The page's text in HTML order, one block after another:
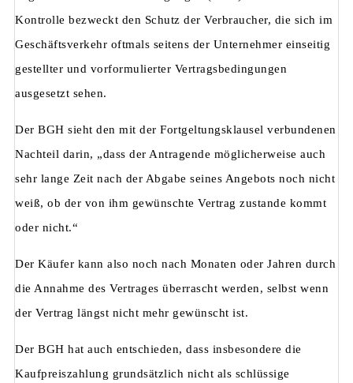
Kontrolle bezweckt den Schutz der Verbraucher, die sich im
Geschäftsverkehr oftmals seitens der Unternehmer einseitig
gestellter und vorformulierter Vertragsbedingungen
ausgesetzt sehen.
Der BGH sieht den mit der Fortgeltungsklausel verbundenen
Nachteil darin, „dass der Antragende möglicherweise auch
sehr lange Zeit nach der Abgabe seines Angebots noch nicht
weiß, ob der von ihm gewünschte Vertrag zustande kommt
oder nicht.“
Der Käufer kann also noch nach Monaten oder Jahren durch
die Annahme des Vertrages überrascht werden, selbst wenn
der Vertrag längst nicht mehr gewünscht ist.
Der BGH hat auch entschieden, dass insbesondere die
Kaufpreiszahlung grundsätzlich nicht als schlüssige